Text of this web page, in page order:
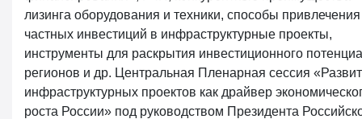
лизинга оборудования и техники, способы привлечения
частных инвестиций в инфраструктурные проекты,
инструменты для раскрытия инвестиционного
регионов и др. Центральная Пленарная сессия
инфраструктурных проектов как драйвер
роста России» под руководством Президента